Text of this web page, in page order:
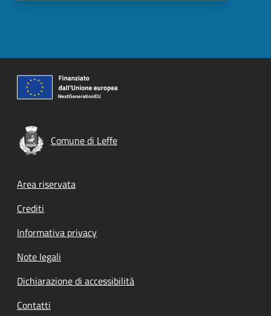
Comune di Leffe
Footer menu
Area riservata
Crediti
Informativa privacy
Note legali
Dichiarazione di accessibilità
Contatti